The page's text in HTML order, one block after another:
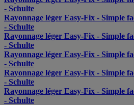
- Schulte
Rayonnage léger Easy-Fix - Simple
- Schulte
Rayonnage léger Easy-Fix - Simple
- Schulte
Rayonnage léger Easy-Fix - Simple
- Schulte
Rayonnage léger Easy-Fix - Simple
- Schulte
Rayonnage léger Easy-Fix - Simple
- Schulte